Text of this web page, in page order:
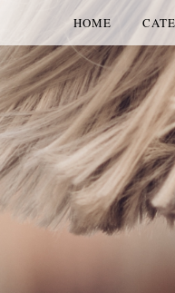
HOME